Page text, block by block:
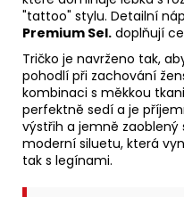
"tattoo" stylu. Detailní
Premium Sel. doplňují
Tričko je navrženo tak,
pohodlí při zachování
kombinaci s měkkou
perfektně sedí a je
výstřih a jemně
moderní siluetu, která
tak s legínami.